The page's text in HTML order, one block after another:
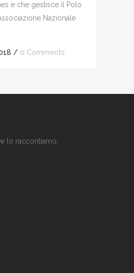
e che gestisce il Polo
Nazionale
/ 0 Comments
lo raccontiamo.